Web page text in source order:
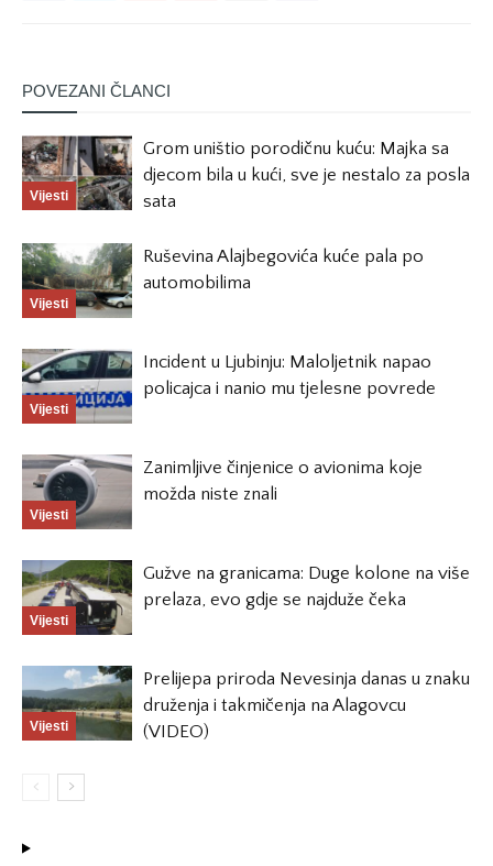
POVEZANI ČLANCI
Vijesti
Grom uništio porodičnu kuću: Majka sa
djecom bila u kući, sve je nestalo za posla
sata
Vijesti
Ruševina Alajbegovića kuće pala po
automobilima
Vijesti
Incident u Ljubinju: Maloljetnik napao
policajca i nanio mu tjelesne povrede
Vijesti
Zanimljive činjenice o avionima koje
možda niste znali
Vijesti
Gužve na granicama: Duge kolone na više
prelaza, evo gdje se najduže čeka
Vijesti
Prelijepa priroda Nevesinja danas u znaku
druženja i takmičenja na Alagovcu
(VIDEO)